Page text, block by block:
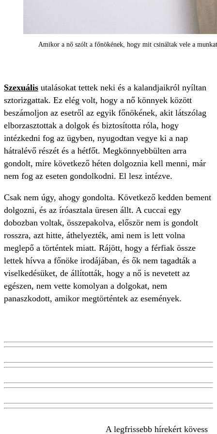
Amikor a nő szólt a főnökének, hogy mit csináltak vele a
Szexuális utalásokat tettek neki és a kalandjaikról nyíltan
sztorizgattak. Ez elég volt, hogy a nő könnyek között
beszámoljon az esetről az egyik főnökének, akit látszólag
elborzasztottak a dolgok és biztosította róla, hogy
intézkedni fog az ügyben, nyugodtan vegye ki a nap
hátralévő részét és a hétfőt. Megkönnyebbülten arra
gondolt, mire következő héten dolgoznia kell menni, már
nem fog az eseten gondolkodni. El lesz intézve.
Csak nem úgy, ahogy gondolta. Következő kedden bement
dolgozni, és az íróasztala üresen állt. A cuccai egy
dobozban voltak, összepakolva, először nem is gondolt
rosszra, azt hitte, áthelyezték, ami nem is lett volna
meglepő a történtek miatt. Rájött, hogy a férfiak össze
lettek hívva a főnöke irodájában, és ők nem tagadták a
viselkedésüket, de állították, hogy a nő is nevetett az
egészen, nem vette komolyan a dolgokat, nem
panaszkodott, amikor megtörténtek az események.
A legfrissebb hírekért kövess